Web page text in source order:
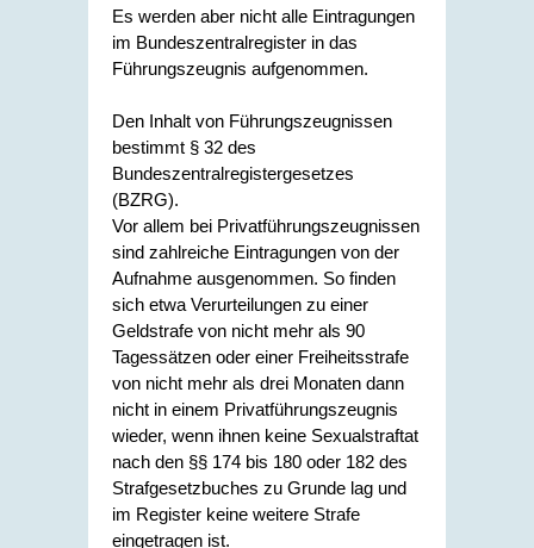
Es werden aber nicht alle Eintragungen
im Bundeszentralregister in das
Führungszeugnis aufgenommen.
Den Inhalt von Führungszeugnissen
bestimmt § 32 des
Bundeszentralregistergesetzes
(BZRG).
Vor allem bei Privatführungszeugnissen
sind zahlreiche Eintragungen von der
Aufnahme ausgenommen. So finden
sich etwa Verurteilungen zu einer
Geldstrafe von nicht mehr als 90
Tagessätzen oder einer Freiheitsstrafe
von nicht mehr als drei Monaten dann
nicht in einem Privatführungszeugnis
wieder, wenn ihnen keine Sexualstraftat
nach den §§ 174 bis 180 oder 182 des
Strafgesetzbuches zu Grunde lag und
im Register keine weitere Strafe
eingetragen ist.